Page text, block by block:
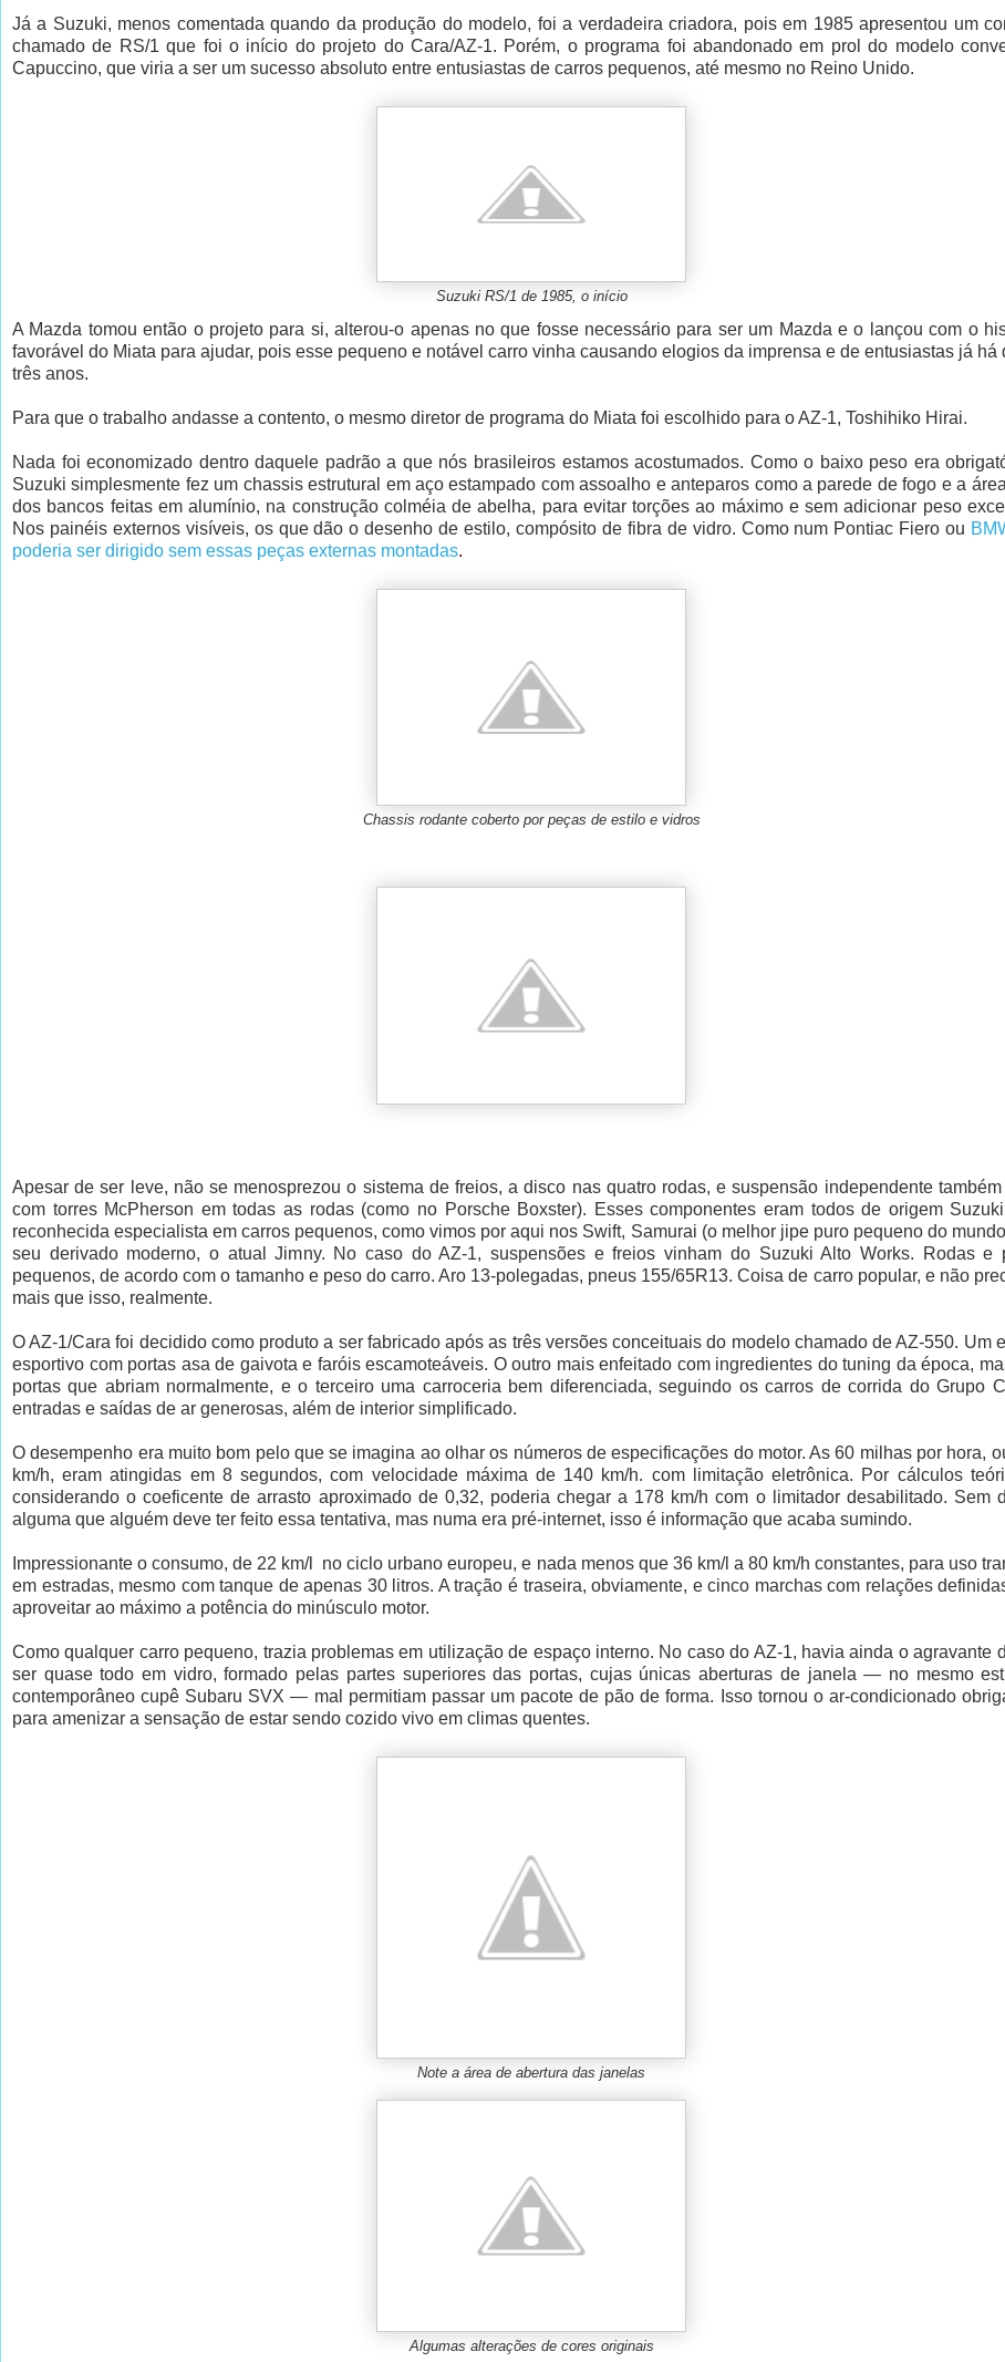
Já a Suzuki, menos comentada quando da produção do modelo, foi a verdadeira criadora, pois em 1985 apresentou um
chamado de RS/1 que foi o início do projeto do Cara/AZ-1. Porém, o programa foi abandonado em prol do modelo
Capuccino, que viria a ser um sucesso absoluto entre entusiastas de carros pequenos, até mesmo no Reino Unido.
Suzuki RS/1 de 1985, o início
A Mazda tomou então o projeto para si, alterou-o apenas no que fosse necessário para ser um Mazda e o lançou com o
favorável do Miata para ajudar, pois esse pequeno e notável carro vinha causando elogios da imprensa e de entusiastas já há
três anos.
Para que o trabalho andasse a contento, o mesmo diretor de programa do Miata foi escolhido para o AZ-1, Toshihiko Hirai.
Nada foi economizado dentro daquele padrão a que nós brasileiros estamos acostumados. Como o baixo peso era
Suzuki simplesmente fez um chassis estrutural em aço estampado com assoalho e anteparos como a parede de fogo e a
dos bancos feitas em alumínio, na construção colméia de abelha, para evitar torções ao máximo e sem adicionar peso
Nos painéis externos visíveis, os que dão o desenho de estilo, compósito de fibra de vidro. Como num Pontiac Fiero ou
poderia ser dirigido sem essas peças externas montadas.
Chassis rodante coberto por peças de estilo e vidros
Apesar de ser leve, não se menosprezou o sistema de freios, a disco nas quatro rodas, e suspensão independente também
com torres McPherson em todas as rodas (como no Porsche Boxster). Esses componentes eram todos de origem
reconhecida especialista em carros pequenos, como vimos por aqui nos Swift, Samurai (o melhor jipe puro pequeno do
seu derivado moderno, o atual Jimny. No caso do AZ-1, suspensões e freios vinham do Suzuki Alto Works. Rodas e
pequenos, de acordo com o tamanho e peso do carro. Aro 13-polegadas, pneus 155/65R13. Coisa de carro popular, e não
mais que isso, realmente.
O AZ-1/Cara foi decidido como produto a ser fabricado após as três versões conceituais do modelo chamado de AZ-550. Um
esportivo com portas asa de gaivota e faróis escamoteáveis. O outro mais enfeitado com ingredientes do tuning da época,
portas que abriam normalmente, e o terceiro uma carroceria bem diferenciada, seguindo os carros de corrida do Grupo
entradas e saídas de ar generosas, além de interior simplificado.
O desempenho era muito bom pelo que se imagina ao olhar os números de especificações do motor. As 60 milhas por hora,
km/h, eram atingidas em 8 segundos, com velocidade máxima de 140 km/h. com limitação eletrônica. Por cálculos
considerando o coeficente de arrasto aproximado de 0,32, poderia chegar a 178 km/h com o limitador desabilitado. Sem
alguma que alguém deve ter feito essa tentativa, mas numa era pré-internet, isso é informação que acaba sumindo.
Impressionante o consumo, de 22 km/l no ciclo urbano europeu, e nada menos que 36 km/l a 80 km/h constantes, para uso
em estradas, mesmo com tanque de apenas 30 litros. A tração é traseira, obviamente, e cinco marchas com relações
aproveitar ao máximo a potência do minúsculo motor.
Como qualquer carro pequeno, trazia problemas em utilização de espaço interno. No caso do AZ-1, havia ainda o agravante
ser quase todo em vidro, formado pelas partes superiores das portas, cujas únicas aberturas de janela — no mesmo
contemporâneo cupê Subaru SVX — mal permitiam passar um pacote de pão de forma. Isso tornou o ar-condicionado
para amenizar a sensação de estar sendo cozido vivo em climas quentes.
Note a área de abertura das janelas
Algumas alterações de cores originais